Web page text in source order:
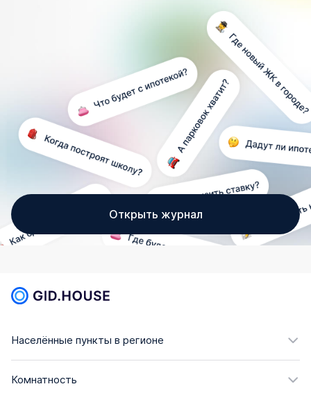
Открыть журнал
Населённые пункты в регионе
Комнатность